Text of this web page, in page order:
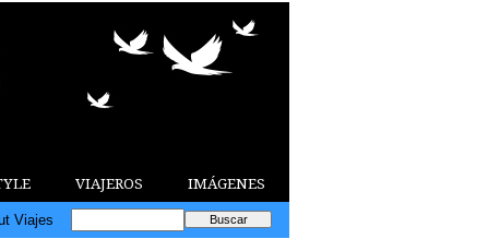
VIAJEROS IMÁGENES
Viajes